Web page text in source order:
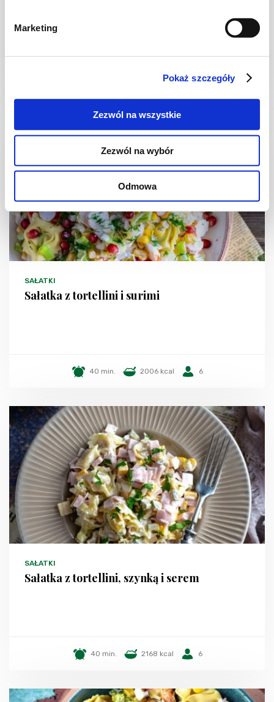
Marketing
Pokaż szczegóły
Zezwól na wszystkie
Zezwól na wybór
Odmowa
pomidorami
SAŁATKI
Sałatka z tortellini i surimi
40 min. 2006 kcal 6
SAŁATKI
Sałatka z tortellini, szynką i serem
40 min. 2168 kcal 6